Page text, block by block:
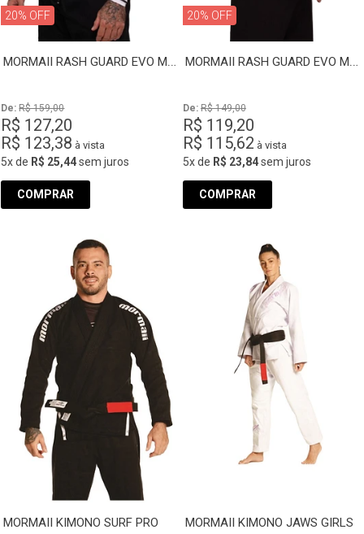
20% OFF
MORMAII RASH GUARD EVO MANGA LONGA
De: R$ 159,00
R$ 127,20
R$ 123,38 à vista
5xde R$ 25,44sem juros
COMPRAR
20% OFF
MORMAII RASH GUARD EVO MANGA CURTA
De: R$ 149,00
R$ 119,20
R$ 115,62 à vista
5xde R$ 23,84sem juros
COMPRAR
MORMAII KIMONO SURF PRO MORMAII KIMONO JAWS GIRLS